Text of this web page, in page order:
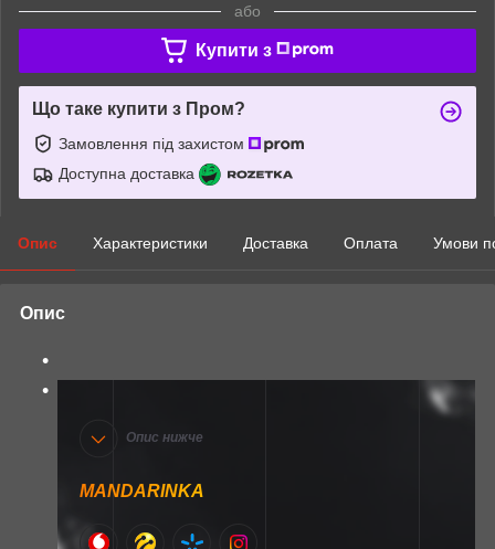
або
Купити з
Що таке купити з Пром?
Замовлення під захистом
Доступна доставка
Опис Характеристики Доставка Оплата Умови
Опис
Опис нижче
MANDARINKA